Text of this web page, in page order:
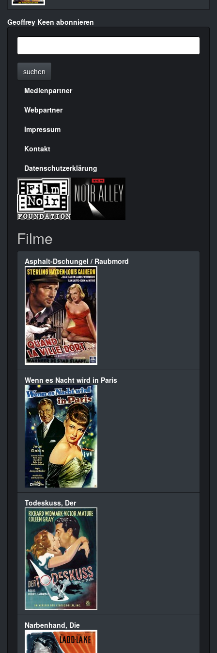
Geoffrey Keen abonnieren
suchen
Menülinks
rechte
Seite
Medienpartner
Webpartner
Impressum
Kontakt
Datenschutzerklärung
Filme
Asphalt-Dschungel / Raubmord
Wenn es Nacht wird in Paris
Todeskuss, Der
Narbenhand, Die